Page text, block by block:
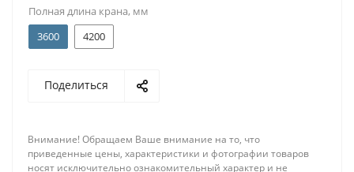
Полная длина крана, мм
3600
4200
Поделиться
Внимание! Обращаем Ваше внимание на то, что
приведенные цены, характеристики и фотографии товаров
носят исключительно ознакомительный характер и не